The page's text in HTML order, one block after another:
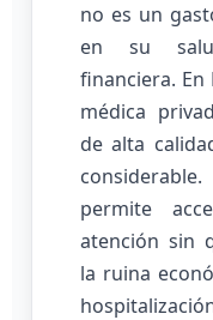
no es un
en su
financiera. En
médica
de alta
permite
atención sin
la ruina